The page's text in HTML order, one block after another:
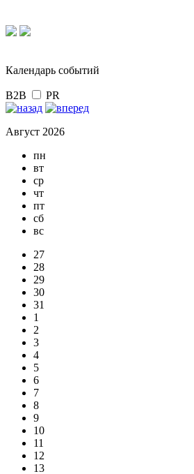
Календарь событий
B2B PR
Август 2026
пн
вт
ср
чт
пт
сб
вс
27
28
29
30
31
1
2
3
4
5
6
7
8
9
10
11
12
13